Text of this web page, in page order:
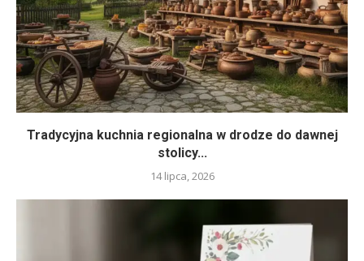
Tradycyjna kuchnia regionalna w drodze do dawnej
stolicy...
14 lipca, 2026